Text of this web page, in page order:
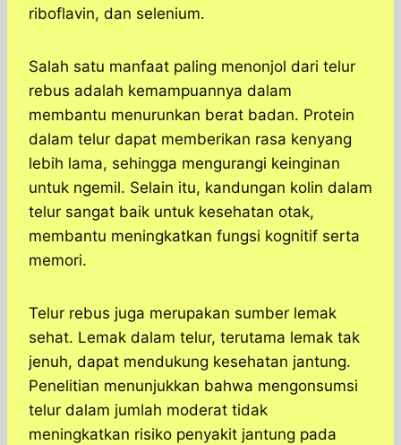
riboflavin, dan selenium.
Salah satu manfaat paling menonjol dari telur
rebus adalah kemampuannya dalam
membantu menurunkan berat badan. Protein
dalam telur dapat memberikan rasa kenyang
lebih lama, sehingga mengurangi keinginan
untuk ngemil. Selain itu, kandungan kolin dalam
telur sangat baik untuk kesehatan otak,
membantu meningkatkan fungsi kognitif serta
memori.
Telur rebus juga merupakan sumber lemak
sehat. Lemak dalam telur, terutama lemak tak
jenuh, dapat mendukung kesehatan jantung.
Penelitian menunjukkan bahwa mengonsumsi
telur dalam jumlah moderat tidak
meningkatkan risiko penyakit jantung pada